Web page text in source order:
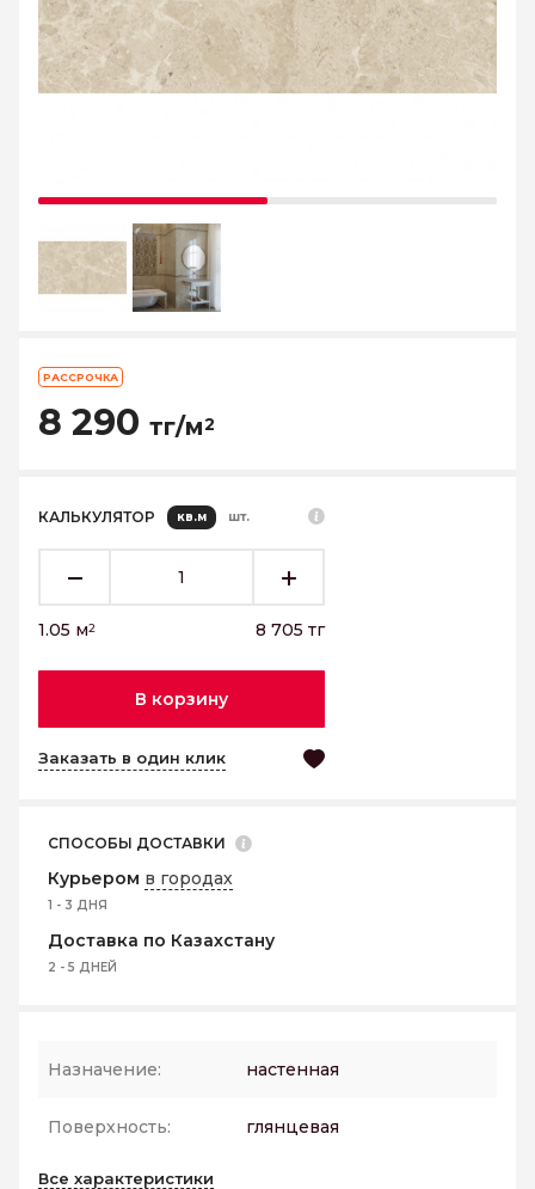
РАССРОЧКА
8 290 тг/м2
КАЛЬКУЛЯТОР кв.м шт.
1.05 м2 8 705 тг
В корзину
Заказать в один клик
СПОСОБЫ ДОСТАВКИ
Курьером в городах
1 - 3 ДНЯ
Доставка по Казахстану
2 - 5 ДНЕЙ
Назначение: настенная
Поверхность: глянцевая
Все характеристики